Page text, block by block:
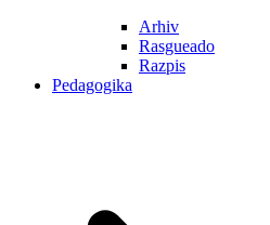
Arhiv
Rasgueado
Razpis
Pedagogika